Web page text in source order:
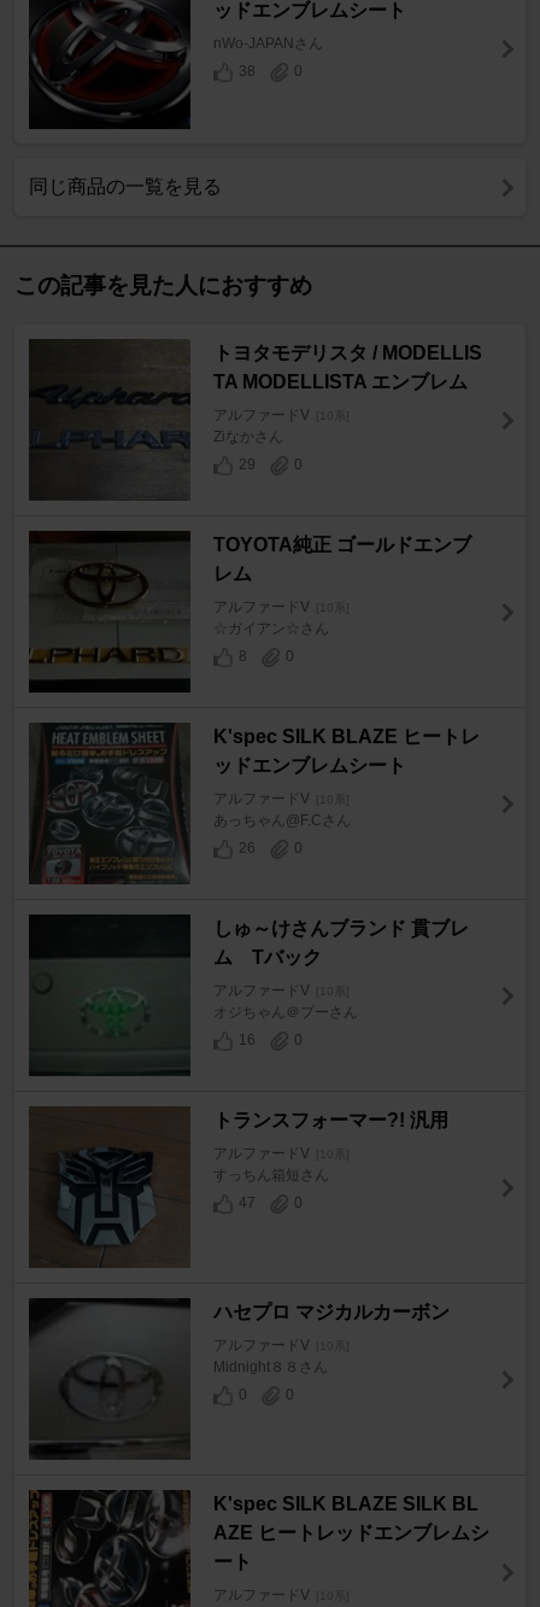
ッドエンブレムシート
nWo-JAPANさん
38
0
同じ商品の一覧を見る
この記事を見た人におすすめ
トヨタモデリスタ / MODELLIS
TA MODELLISTA エンブレム
アルファードV
Ziなかさん
29
0
TOYOTA純正 ゴールドエンブ
レム
アルファードV
☆ガイアン☆さん
8
0
K'spec SILK BLAZE ヒートレ
ッドエンブレムシート
アルファードV
あっちゃん@F.Cさん
26
0
しゅ～けさんブランド 貫ブレ
ム Tバック
アルファードV
オジちゃん＠プーさん
16
0
トランスフォーマー?! 汎用
アルファードV
すっちん箱短さん
47
0
ハセプロ マジカルカーボン
アルファードV
Midnight８８さん
0
0
K'spec SILK BLAZE SILK BL
AZE ヒートレッドエンブレムシ
ート
アルファードV